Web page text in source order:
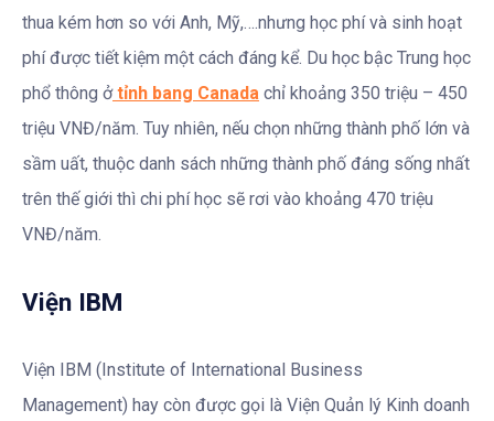
thua kém hơn so với Anh, Mỹ,….nhưng học phí và sinh hoạt
phí được tiết kiệm một cách đáng kể. Du học bậc Trung học
phổ thông ởtỉnh bang Canada chỉ khoảng 350 triệu – 450
triệu VNĐ/năm. Tuy nhiên, nếu chọn những thành phố lớn và
sầm uất, thuộc danh sách những thành phố đáng sống nhất
trên thế giới thì chi phí học sẽ rơi vào khoảng 470 triệu
VNĐ/năm.
Viện IBM
Viện IBM (Institute of International Business
Management) hay còn được gọi là Viện Quản lý Kinh doanh